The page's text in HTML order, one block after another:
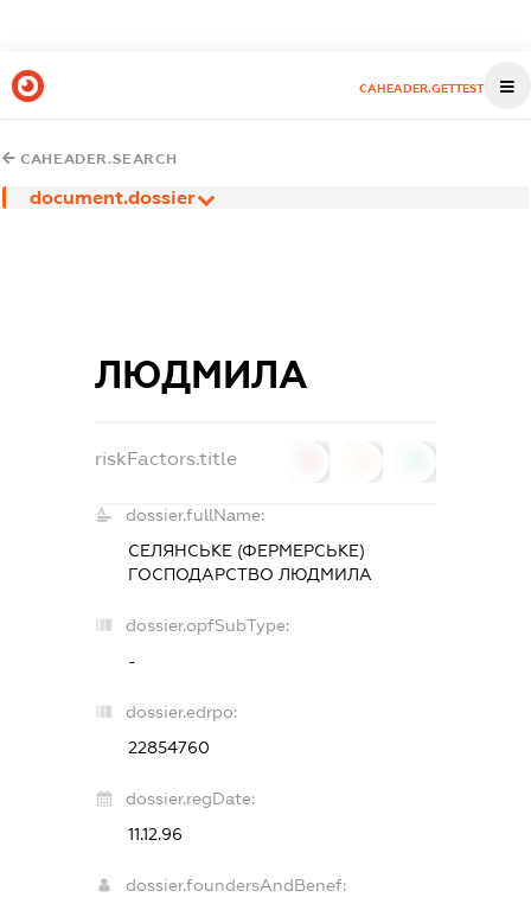
CAHEADER.GETTEST
CAHEADER.SEARCH
document.dossier
ЛЮДМИЛА
riskFactors.title
dossier.fullName:
СЕЛЯНСЬКЕ (ФЕРМЕРСЬКЕ)
ГОСПОДАРСТВОЛЮДМИЛА
dossier.opfSubType:
-
dossier.edrpo:
22854760
dossier.regDate:
11.12.96
dossier.foundersAndBenef: